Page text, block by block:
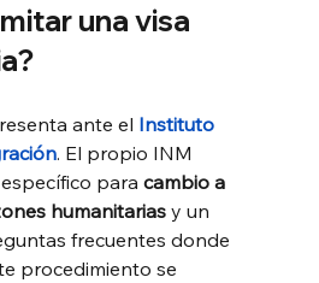
una visa
ante el Instituto
. El propio INM
para cambio a
humanitarias y un
frecuentes donde
procedimiento se